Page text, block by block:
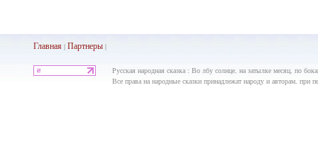
Главная| Партнеры|
Русская народная сказка : Во лбу солнце, на затылке месяц, по
Все права на народные сказки принадлежат народу и авторам, при